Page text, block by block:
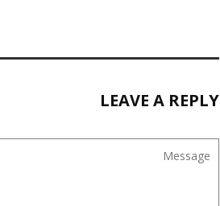
LEAVE A REPLY